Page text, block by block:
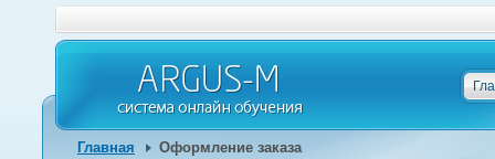
Главная Оформление заказа